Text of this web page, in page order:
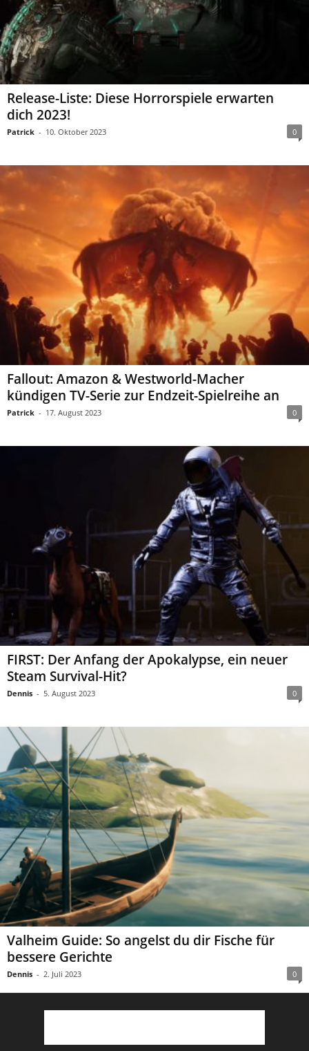
Release-Liste: Diese Horrorspiele erwarten
dich 2023!
Patrick - 10. Oktober 2023 0
Fallout: Amazon & Westworld-Macher
kündigen TV-Serie zur Endzeit-Spielreihe an
Patrick - 17. August 2023 0
FIRST: Der Anfang der Apokalypse, ein neuer
Steam Survival-Hit?
Dennis - 5. August 2023 0
Valheim Guide: So angelst du dir Fische für
bessere Gerichte
Dennis - 2. Juli 2023 0